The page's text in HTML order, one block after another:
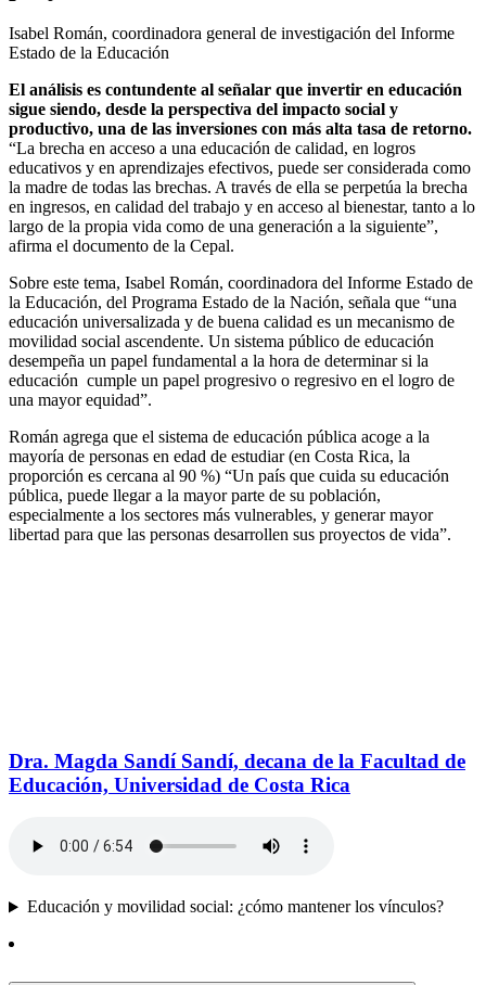
Isabel Román, coordinadora general de investigación del Informe
Estado de la Educación
El análisis es contundente al señalar que invertir en educación
sigue siendo, desde la perspectiva del impacto social y
productivo, una de las inversiones con más alta tasa de retorno.
“La brecha en acceso a una educación de calidad, en logros
educativos y en aprendizajes efectivos, puede ser considerada como
la madre de todas las brechas. A través de ella se perpetúa la brecha
en ingresos, en calidad del trabajo y en acceso al bienestar, tanto a lo
largo de la propia vida como de una generación a la siguiente”,
afirma el documento de la Cepal.
Sobre este tema, Isabel Román, coordinadora del Informe Estado de
la Educación, del Programa Estado de la Nación, señala que “una
educación universalizada y de buena calidad es un mecanismo de
movilidad social ascendente. Un sistema público de educación
desempeña un papel fundamental a la hora de determinar si la
educación cumple un papel progresivo o regresivo en el logro de
una mayor equidad”.
Román agrega que el sistema de educación pública acoge a la
mayoría de personas en edad de estudiar (en Costa Rica, la
proporción es cercana al 90 %) “Un país que cuida su educación
pública, puede llegar a la mayor parte de su población,
especialmente a los sectores más vulnerables, y generar mayor
libertad para que las personas desarrollen sus proyectos de vida”.
Dra. Magda Sandí Sandí, decana de la Facultad de
Educación, Universidad de Costa Rica
Educación y movilidad social: ¿cómo mantener los vínculos?